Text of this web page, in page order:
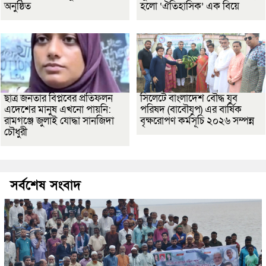
অনুষ্ঠিত
হলো ‘ঐতিহাসিক’ এক বিয়ে
ছাত্র জনতার বিপ্লবের প্রতিফলন
এদেশের মানুষ এখনো পায়নি:
রামগঞ্জে জুলাই যোদ্ধা সানজিদা
চৌধুরী
সিলেটে বাংলাদেশ বৌদ্ধ যুব
পরিষদ (বাবৌযুপ) এর বার্ষিক
বৃক্ষরোপণ কর্মসূচি ২০২৬ সম্পন্ন
সর্বশেষ সংবাদ